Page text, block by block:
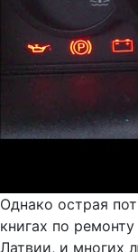
Однако острая
книгах по
Латвии, и многих